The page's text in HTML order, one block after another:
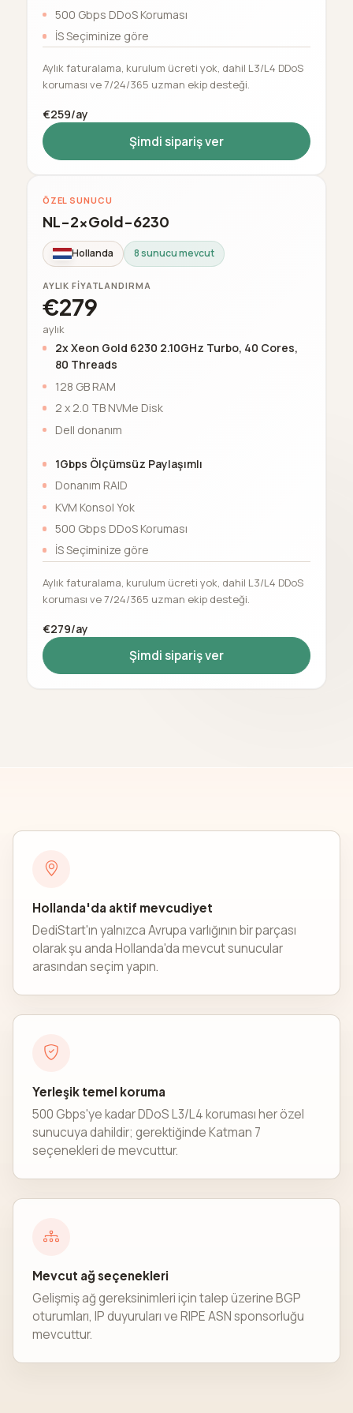
500 Gbps DDoS Koruması
İS Seçiminize göre
Aylık faturalama, kurulum ücreti yok, dahil L3/L4 DDoS
koruması ve 7/24/365 uzman ekip desteği.
€259/ay
Şimdi sipariş ver
ÖZEL SUNUCU
NL-2xGold-6230
Hollanda 8 sunucu mevcut
AYLIK FIYATLANDIRMA
€279
aylık
2x Xeon Gold 6230 2.10GHz Turbo, 40 Cores,
80 Threads
128 GB RAM
2 x 2.0 TB NVMe Disk
Dell donanım
1Gbps Ölçümsüz Paylaşımlı
Donanım RAID
KVM Konsol Yok
500 Gbps DDoS Koruması
İS Seçiminize göre
Aylık faturalama, kurulum ücreti yok, dahil L3/L4 DDoS
koruması ve 7/24/365 uzman ekip desteği.
€279/ay
Şimdi sipariş ver
Hollanda'da aktif mevcudiyet
DediStart'ın yalnızca Avrupa varlığının bir parçası
olarak şu anda Hollanda'da mevcut sunucular
arasından seçim yapın.
Yerleşik temel koruma
500 Gbps'ye kadar DDoS L3/L4 koruması her özel
sunucuya dahildir; gerektiğinde Katman 7
seçenekleri de mevcuttur.
Mevcut ağ seçenekleri
Gelişmiş ağ gereksinimleri için talep üzerine BGP
oturumları, IP duyuruları ve RIPE ASN sponsorluğu
mevcuttur.